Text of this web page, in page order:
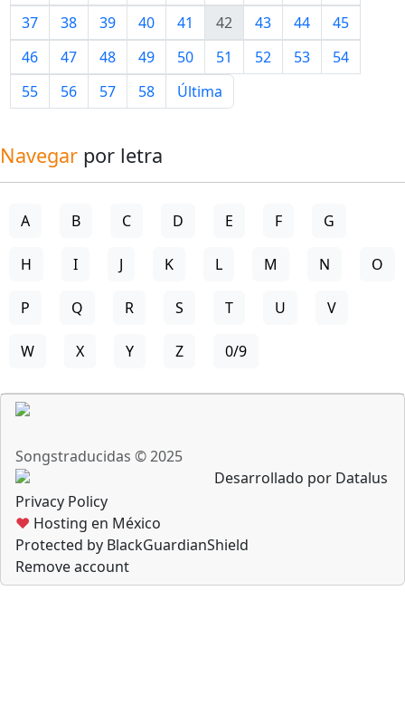
37
38 39 40 41 42 43 44
45
46
47 48 49 50 51 52 53
54
55
56 57 58 Última
Navegar por letra
A B C D E F G
H I J K L M N O
P Q R S T U V
W X Y Z 0/9
Songstraducidas © 2025
Desarrollado por Datalus
Privacy Policy
♥ Hosting en México
Protected by BlackGuardianShield
Remove account